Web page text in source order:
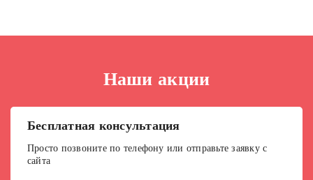
Наши акции
Бесплатная консультация
Просто позвоните по телефону или отправьте заявку с
сайта